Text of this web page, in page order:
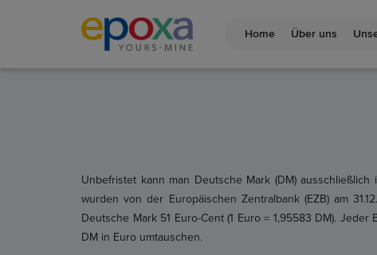
Home Über uns
Unbefristet kann man Deutsche Mark (DM)
wurden von der Europäischen Zentralbank (EZB) am
Deutsche Mark 51 Euro-Cent (1 Euro = 1,95583 DM).
DM in Euro umtauschen.